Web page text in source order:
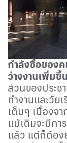
กำลังซื้อของ
ว่างงานเพิ่มขึ้น
ส่วนของประช
ทำงานและวัย
เต็มๆ เนื่องจ
แม้เดิมจะมีกา
แล้ว แต่ก็ต้อง